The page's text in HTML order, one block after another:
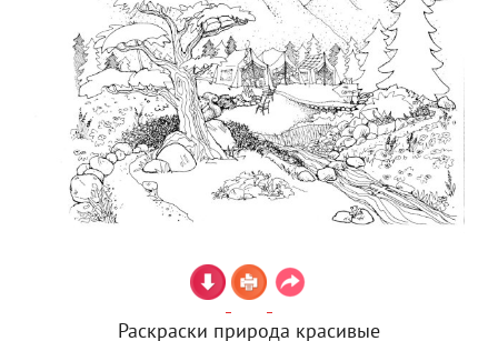
Раскраски природа красивые